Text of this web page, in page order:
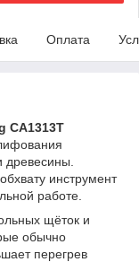
Оплата
CA1313T
инструмент
работе.
щёток и
обычно
перегрев